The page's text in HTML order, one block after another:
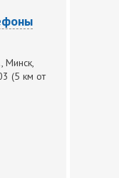
Минск,
(5 км от